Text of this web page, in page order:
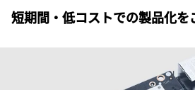
短期間・低コストでの製品化を